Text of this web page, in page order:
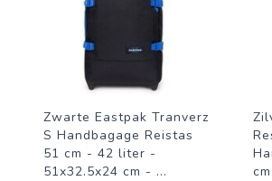
Zwarte Eastpak Tranverz
S Handbagage Reistas
51 cm - 42 liter -
51x32.5x24 cm - ...